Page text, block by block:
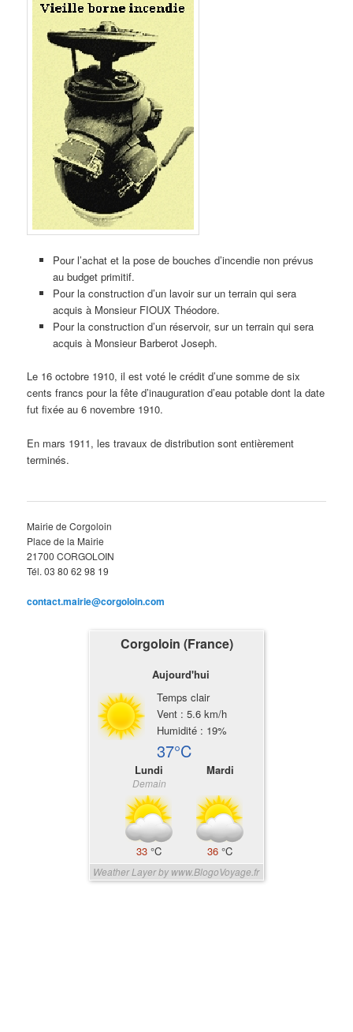
Pour l’achat et la pose de bouches d’incendie non prévus
au budget primitif.
Pour la construction d’un lavoir sur un terrain qui sera
acquis à Monsieur FIOUX Théodore.
Pour la construction d’un réservoir, sur un terrain qui sera
acquis à Monsieur Barberot Joseph.
Le 16 octobre 1910, il est voté le crédit d’une somme de six
cents francs pour la fête d’inauguration d’eau potable dont la date
fut fixée au 6 novembre 1910.
En mars 1911, les travaux de distribution sont entièrement
terminés.
Mairie de Corgoloin
Place de la Mairie
21700 CORGOLOIN
Tél. 03 80 62 98 19
contact.mairie@corgoloin.com
Corgoloin (France)
Aujourd'hui
Temps clair
Vent : 5.6 km/h
Humidité : 19%
37°C
Lundi
Demain
33 °C
Mardi
36 °C
Weather Layer by www.BlogoVoyage.fr